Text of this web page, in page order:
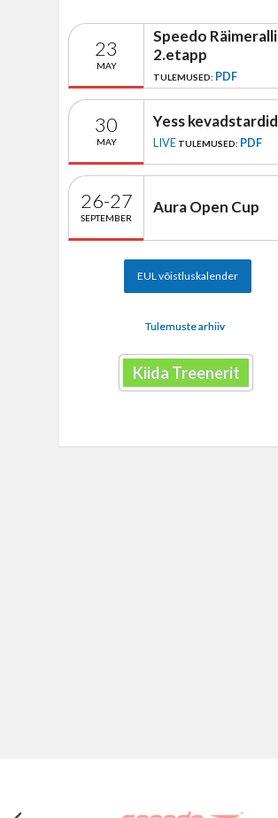
23
MAY
Speedo Räimeralli
2.etapp
TULEMUSED: PDF
30
MAY
Yess kevadstardid
LIVE TULEMUSED: PDF
26-27
SEPTEMBER
Aura Open Cup
EUL võistluskalender
Tulemuste arhiiv
Kiida Treenerit